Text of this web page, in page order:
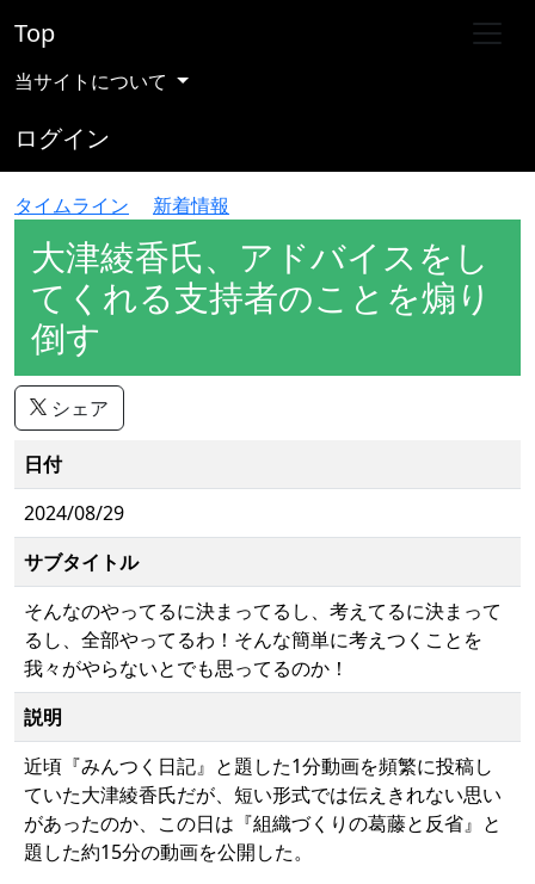
Top
当サイトについて
ログイン
タイムライン 新着情報
大津綾香氏、アドバイスをし
てくれる支持者のことを煽り
倒す
シェア
日付
2024/08/29
サブタイトル
そんなのやってるに決まってるし、考えてるに決まって
るし、全部やってるわ！そんな簡単に考えつくことを
我々がやらないとでも思ってるのか！
説明
近頃『みんつく日記』と題した1分動画を頻繁に投稿し
ていた大津綾香氏だが、短い形式では伝えきれない思い
があったのか、この日は『組織づくりの葛藤と反省』と
題した約15分の動画を公開した。